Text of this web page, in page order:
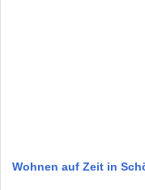
Wohnen auf Zeit in